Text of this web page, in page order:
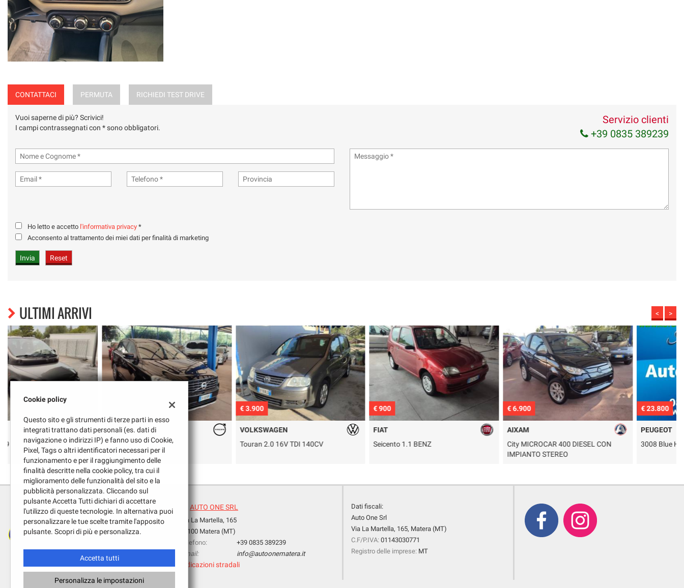
CONTATTACI PERMUTA RICHIEDI TEST DRIVE
Vuoi saperne di più? Scrivici!
I campi contrassegnati con * sono obbligatori.
Servizio clienti
+39 0835 389239
Ho letto e accetto l'informativa privacy *
Acconsento al trattamento dei miei dati per finalità di marketing
ULTIMI ARRIVI < >
VOLVO
XC60 D3
€ 3.900
VOLKSWAGEN
Touran 2.0 16V TDI 140CV
€ 900
FIAT
Seicento 1.1 BENZ
€ 6.900
City MICROCAR 400 DIESEL CON
€ 23.800
3008 Blue HDI 130cv S&S EAT8 Allure
AUTO ONE SRL
Via La Martella, 165
75100 Matera (MT)
Telefono:
+39 0835 389239
Email:
info@autoonematera.it
Indicazioni stradali
Dati fiscali:
Auto One Srl
Via La Martella, 165, Matera (MT)
C.F/P.IVA: 01143030771
Registro delle imprese: MT
Cookie policy
Questo sito e gli strumenti di terze parti in esso
integrati trattano dati personali (es. dati di
navigazione o indirizzi IP) e fanno uso di Cookie,
Pixel, Tags o altri identificatori necessari per il
funzionamento e per il raggiungimento delle
finalità descritte nella cookie policy, tra cui il
miglioramento delle funzionalità del sito e la
pubblicità personalizzata. Cliccando sul
pulsante Accetta Tutti dichiari di accettare
l'utilizzo di queste tecnologie. In alternativa puoi
personalizzare le tue scelte tramite l'apposito
pulsante. Scopri di più e personalizza.
Accetta tutti
Personalizza le impostazioni
Leggi
la